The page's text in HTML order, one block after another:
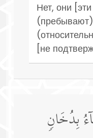
Нет, они
[не
بِدُخَانࣲ